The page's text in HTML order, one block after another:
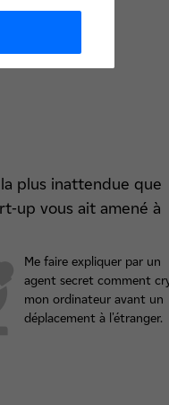
la plus inattendue que
up vous ait amené à
Me faire expliquer par un
agent secret comment
mon ordinateur avant un
déplacement à l'étranger.